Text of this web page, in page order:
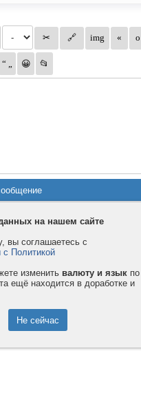
Privacy и Cookie
Помощь
- Все права защищены.
на нашем сайте
вы соглашаетесь с
с Политикой
изменить валюту и язык по
ещё находится в доработке и